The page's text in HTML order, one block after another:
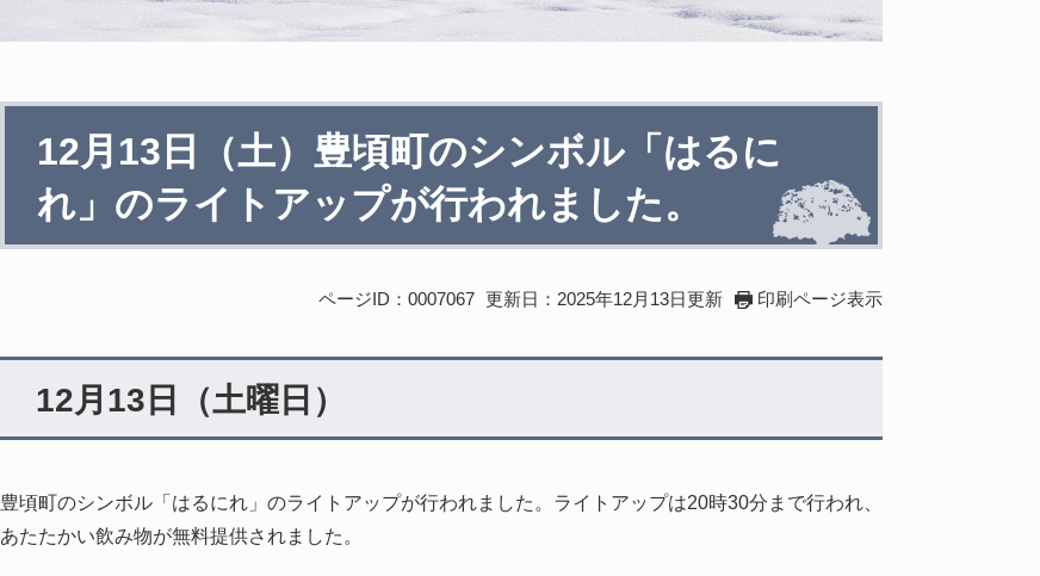
12月13日（土）豊頃町のシンボル「はるに
れ」のライトアップが行われました。
ページID：0007067 更新日：2025年12月13日更新 印刷ページ表示
12月13日（土曜日）
豊頃町のシンボル「はるにれ」のライトアップが行われました。ライトアップは20時30分まで行われ、
あたたかい飲み物が無料提供されました。